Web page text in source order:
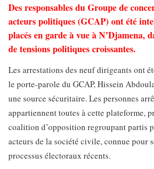
Des responsables du Groupe de
acteurs politiques (GCAP) ont été
placés en garde à vue à N’Djamena,
de tensions politiques croissantes.
Les arrestations des neuf dirigeants ont
le porte-parole du GCAP, Hissein
une source sécuritaire. Les personnes
appartiennent toutes à cette plateforme,
coalition d’opposition regroupant partis
acteurs de la société civile, connue pour
processus électoraux récents.